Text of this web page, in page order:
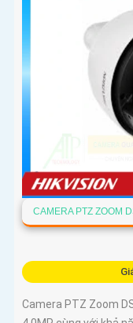
CAMERA PTZ ZOOM
Camera PTZ Zoom